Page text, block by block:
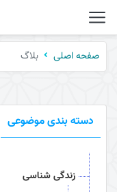
صفحه اصلی بلاگ
دسته بندی موضوعی
زندگی شناسی